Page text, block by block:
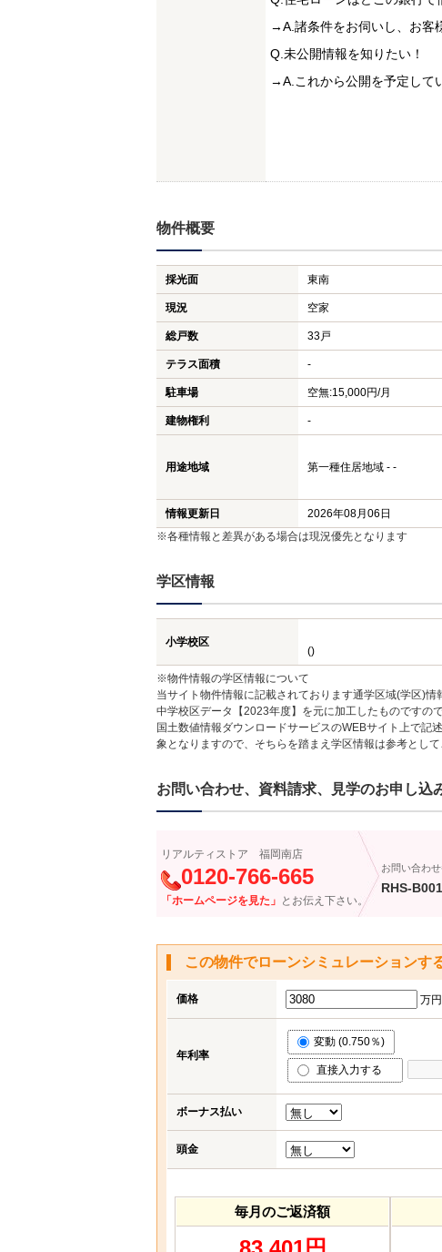
→A.諸条件をお伺いし、お客
Q.未公開情報を知りたい！
→A.これから公開を予定して
物件概要
採光面 東南
現況 空家
総戸数 33戸
テラス面積 -
駐車場 空無:15,000円/月
建物権利 -
用途地域 第一種住居地域 - -
情報更新日 2026年08月06日
※各種情報と差異がある場合は現況優先となります
学区情報
小学校区
()
※物件情報の学区情報について
当サイト物件情報に記載されております通学区域(学区)
中学校区データ【2023年度】を元に加工したものですの
国土数値情報ダウンロードサービスのWEBサイト上で記
象となりますので、そちらを踏まえ学区情報は参考として
お問い合わせ、資料請求、見学のお申し込
リアルティストア 福岡南店
0120-766-665
「ホームページを見た」 とお伝え下さい。
お問い合わ
RHS-
この物件でローンシミュレーションす
価格 万円
年利率
変動 (0.750％)
直接入力する
ボーナス払い
頭金
毎月のご返済額